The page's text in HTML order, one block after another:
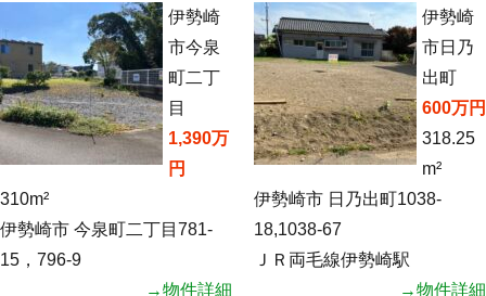
伊勢崎
市今泉
町二丁
目
1,390万
円
310m²
伊勢崎市 今泉町二丁目781-
15，796-9
→物件詳細
伊勢崎
市日乃
出町
600万円
318.25
m²
伊勢崎市 日乃出町1038-
18,1038-67
ＪＲ両毛線伊勢崎駅
→物件詳細